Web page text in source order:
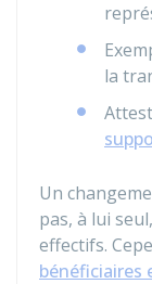
la
Un
pas, à lui
effectifs.
bénéficiaires